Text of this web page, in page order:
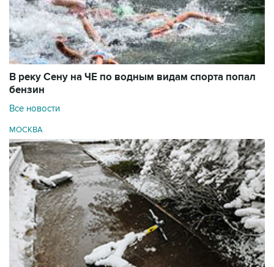
В реку Сену на ЧЕ по водным видам спорта попал
бензин
Все новости
МОСКВА